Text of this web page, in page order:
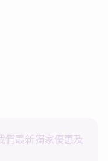
們最新獨家優惠及